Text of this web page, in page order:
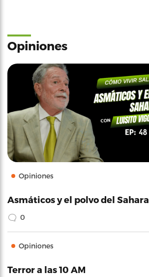
Opiniones
Opiniones
Asmáticos y el polvo del Sahara
0
Opiniones
Terror a las 10 AM